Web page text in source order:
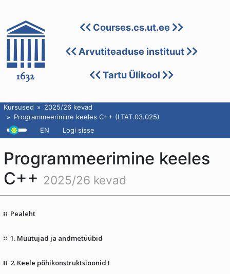
Courses.cs.ut.ee
Arvutiteaduse instituut
Tartu Ülikool
Kursused
2025/26 kevad
Programmeerimine keeles C++ (LTAT.03.025)
EN
Logi sisse
Programmeerimine keeles
C++ 2025/26 kevad
Pealeht
1. Muutujad ja andmetüübid
2. Keele põhikonstruktsioonid I